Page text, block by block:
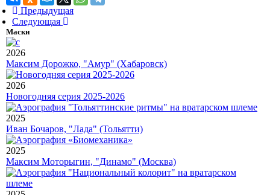
Предыдущая
Следующая
Маски
2026
Максим Дорожко, "Амур" (Хабаровск)
2026
Новогодняя серия 2025-2026
2025
Иван Бочаров, "Лада" (Тольятти)
2025
Максим Моторыгин, "Динамо" (Москва)